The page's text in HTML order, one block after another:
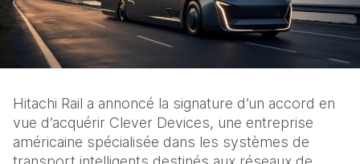
Hitachi Rail a annoncé la signature d’un accord en
vue d’acquérir Clever Devices, une entreprise
américaine spécialisée dans les systèmes de